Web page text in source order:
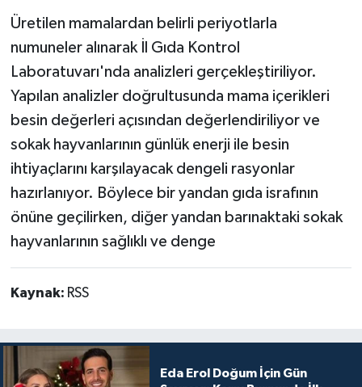
Üretilen mamalardan belirli periyotlarla
numuneler alınarak İl Gıda Kontrol
Laboratuvarı'nda analizleri gerçekleştiriliyor.
Yapılan analizler doğrultusunda mama içerikleri
besin değerleri açısından değerlendiriliyor ve
sokak hayvanlarının günlük enerji ile besin
ihtiyaçlarını karşılayacak dengeli rasyonlar
hazırlanıyor. Böylece bir yandan gıda israfının
önüne geçilirken, diğer yandan barınaktaki sokak
hayvanlarının sağlıklı ve denge
Kaynak: RSS
Eda Erol Doğum İçin Gün